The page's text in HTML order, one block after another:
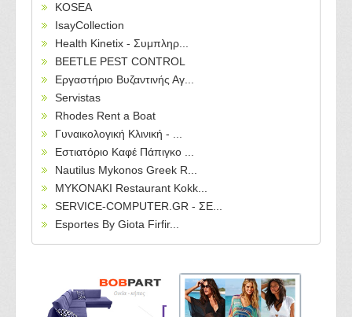
KOSEA
IsayCollection
Health Kinetix - Συμπληρ...
BEETLE PEST CONTROL
Εργαστήριο Βυζαντινής Αγ...
Servistas
Rhodes Rent a Boat
Γυναικολογική Κλινική - ...
Εστιατόριο Καφέ Πάπιγκο ...
Nautilus Mykonos Greek R...
MYKONAKI Restaurant Kokk...
SERVICE-COMPUTER.GR - ΣΕ...
Esportes By Giota Firfir...